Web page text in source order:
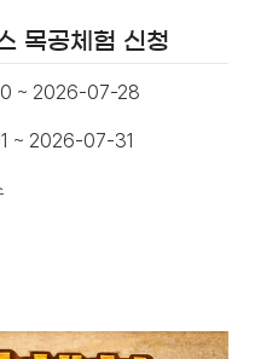
목공체험 신청
~ 2026-07-28
~ 2026-07-31